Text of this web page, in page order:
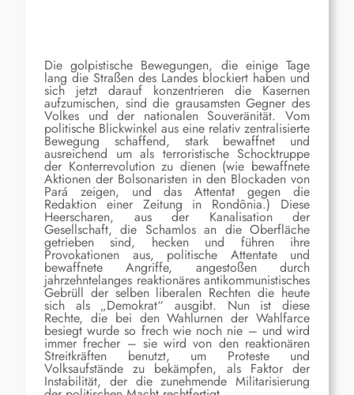
Die golpistische Bewegungen, die einige Tage
lang die Straßen des Landes blockiert haben und
sich jetzt darauf konzentrieren die Kasernen
aufzumischen, sind die grausamsten Gegner des
Volkes und der nationalen Souveränität. Vom
politische Blickwinkel aus eine relativ zentralisierte
Bewegung schaffend, stark bewaffnet und
ausreichend um als terroristische Schocktruppe
der Konterrevolution zu dienen (wie bewaffnete
Aktionen der Bolsonaristen in den Blockaden von
Pará zeigen, und das Attentat gegen die
Redaktion einer Zeitung in Rondônia.) Diese
Heerscharen, aus der Kanalisation der
Gesellschaft, die Schamlos an die Oberfläche
getrieben sind, hecken und führen ihre
Provokationen aus, politische Attentate und
bewaffnete Angriffe, angestoßen durch
jahrzehntelanges reaktionäres antikommunistisches
Gebrüll der selben liberalen Rechten die heute
sich als „Demokrat“ ausgibt. Nun ist diese
Rechte, die bei den Wahlurnen der Wahlfarce
besiegt wurde so frech wie noch nie – und wird
immer frecher – sie wird von den reaktionären
Streitkräften benutzt, um Proteste und
Volksaufstände zu bekämpfen, als Faktor der
Instabilität, der die zunehmende Militarisierung